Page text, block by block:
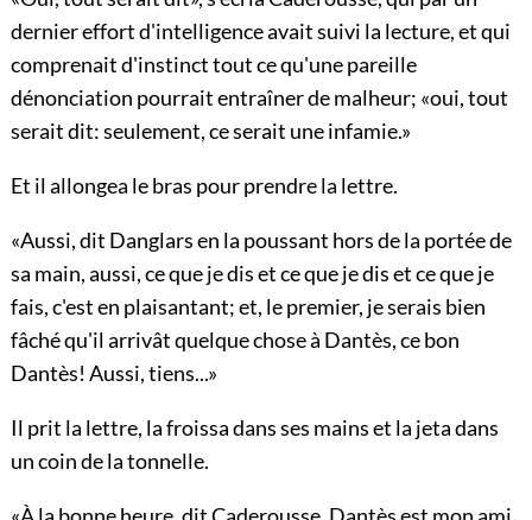
dernier effort d'intelligence avait suivi la lecture, et qui
comprenait d'instinct tout ce qu'une pareille
dénonciation pourrait entraîner de malheur; «oui, tout
serait dit: seulement, ce serait une infamie.»
Et il allongea le bras pour prendre la lettre.
«Aussi, dit Danglars en la poussant hors de la portée de
sa main, aussi, ce que je dis et ce que je dis et ce que je
fais, c'est en plaisantant; et, le premier, je serais bien
fâché qu'il arrivât quelque chose à Dantès, ce bon
Dantès! Aussi, tiens...»
Il prit la lettre, la froissa dans ses mains et la jeta dans
un coin de la tonnelle.